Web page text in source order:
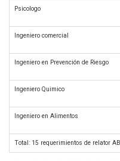
Psicologo
Ingeniero comercial
Ingeniero en Prevención de Riesgo
Ingeniero Quimico
Ingeniero en Alimentos
Total: 15 requerimientos de relator